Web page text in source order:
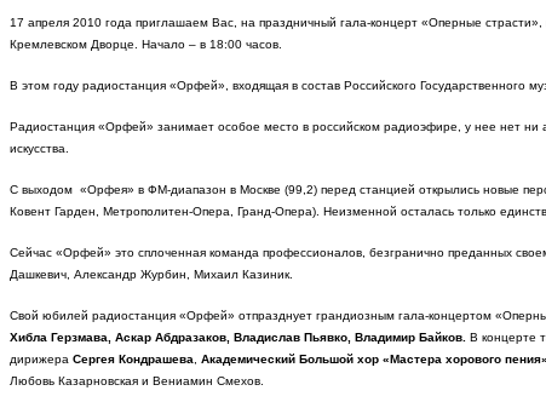
17 апреля 2010 года приглашаем Вас, на праздничный гала-концерт «Оперные
Кремлевском Дворце. Начало – в 18:00 часов.
В этом году радиостанция «Орфей», входящая в состав Российского Государственного
Радиостанция «Орфей» занимает особое место в российском радиоэфире, у нее нет ни
искусства.
С выходом «Орфея» в ФМ-диапазон в Москве (99,2) перед станцией открылись новые
Ковент Гарден, Метрополитен-Опера, Гранд-Опера). Неизменной осталась только
Сейчас «Орфей» это сплоченная команда профессионалов, безгранично преданных
Дашкевич, Александр Журбин, Михаил Казиник.
Свой юбилей радиостанция «Орфей» отпразднует грандиозным гала-концертом
Хибла Герзмава, Аскар Абдразаков, Владислав Пьявко, Владимир Байков. В концерте
дирижера Сергея Кондрашева Академический Большой хор «Мастера хорового пения»
Любовь Казарновская и Вениамин Смехов.